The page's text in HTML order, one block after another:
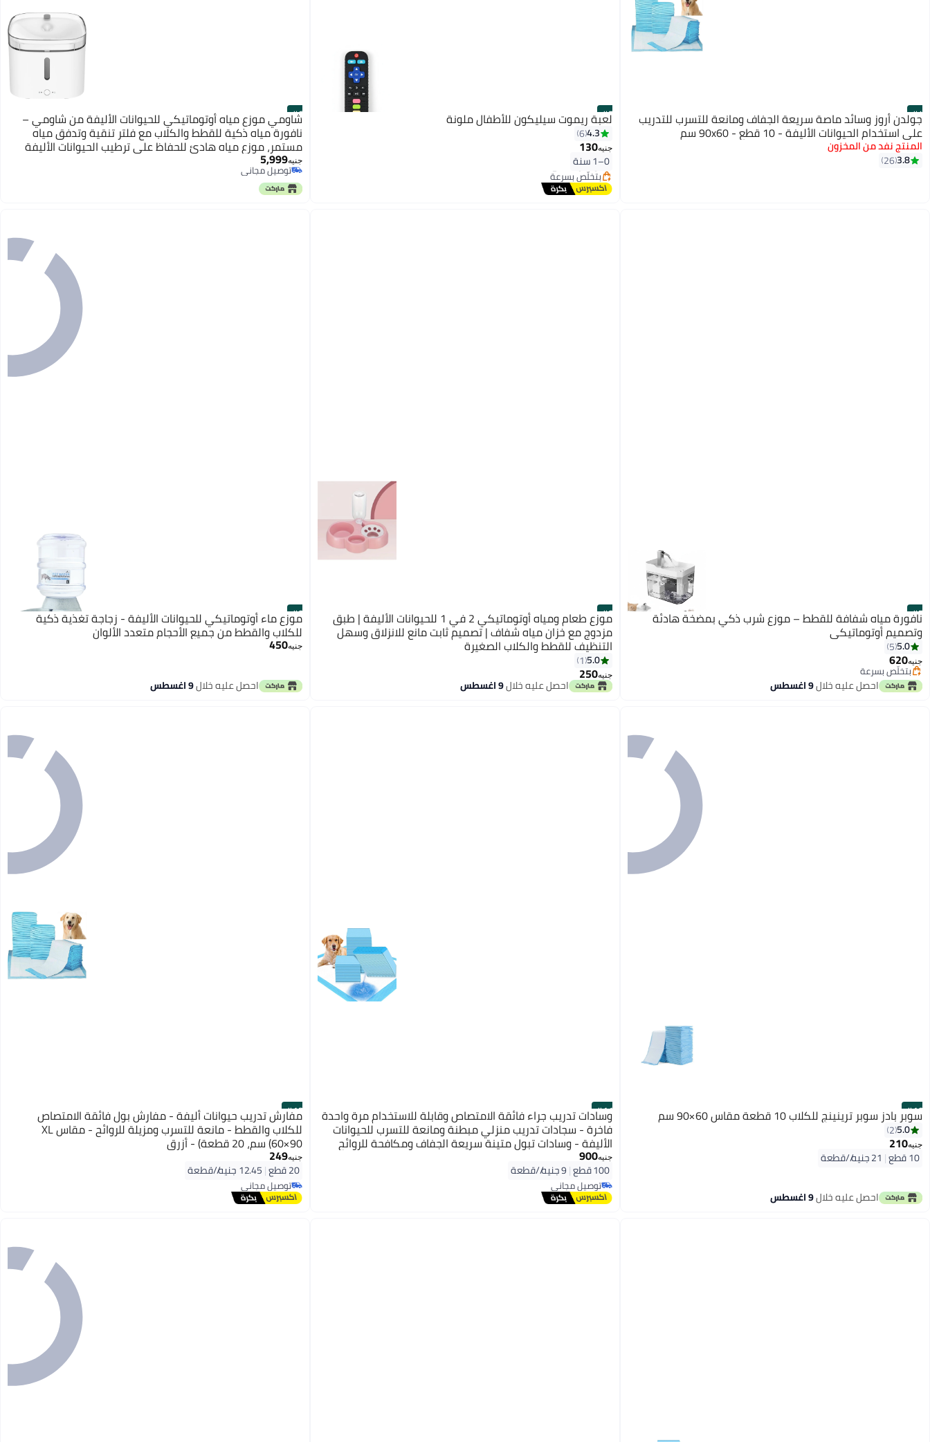
#4
جولدن أروز وسائد ماصة سريعة الجفاف ومانعة للتسرب للتدريب
على استخدام الحيوانات الأليفة - 10 قطع - 90x60 سم
المنتج نفد من المخزون
3.8
26
#5
لعبة ريموت سيليكون للأطفال ملونة
4.3
6
جنيه130
0–1 سنة
أقل سعر في 30 يوم
توصيل مجاني
بتخلّص بسرعة
أقل سعر في 30 يوم
#6
شاومي موزع مياه أوتوماتيكي للحيوانات الأليفة من شاومي –
نافورة مياه ذكية للقطط والكلاب مع فلتر تنقية وتدفق مياه
مستمر، موزع مياه هادئ للحفاظ على ترطيب الحيوانات الأليفة
بمياه نظيفة وعذبة طوال اليوم
جنيه5,999
توصيل مجاني
باقي 1 وحدات في المخزون
توصيل مجاني
#7
نافورة مياه شفافة للقطط – موزع شرب ذكي بمضخة هادئة
وتصميم أوتوماتيكي
5.0
5
جنيه620
بتخلّص بسرعة
تم بيع +10 مؤخرًا
بتخلّص بسرعةاحصل عليه خلال9 اغسطس
#8 موزع طعام ومياه أوتوماتيكي 2 في 1 للحيوانات الأليفة | طبق
مزدوج مع خزان مياه شفاف | تصميم ثابت مانع للانزلاق وسهل
التنظيف للقطط والكلاب الصغيرة
5.0
1
جنيه250
احصل عليه خلال9 اغسطس
#9
موزع ماء أوتوماتيكي للحيوانات الأليفة - زجاجة تغذية ذكية
للكلاب والقطط من جميع الأحجام متعدد الألوان
جنيه450
احصل عليه خلال9 اغسطس
#10
سوبر بادز سوبر ترينينج للكلاب 10 قطعة مقاس 60×90 سم
5.0
2
جنيه210
10 قطع |
احصل عليه خلال9 اغسطس
#11
وسادات تدريب جراء فائقة الامتصاص وقابلة للاستخدام مرة واحدة
فاخرة - سجادات تدريب منزلي مبطنة ومانعة للتسرب للحيوانات
الأليفة - وسادات تبول متينة سريعة الجفاف ومكافحة للروائح
للكلاب والجراء (طقم من 100 قطعة، تصميم أزرق سماوي بمقاس
$60\times90\text{ سم}$) - قالب يدوي لإدارة أصول نظافة
الحيوانات الأليفة وحماية الأرضيات المنزلية
جنيه900
100 قطع |
توصيل مجاني
توصيل مجاني
#12
مفارش تدريب حيوانات أليفة - مفارش بول فائقة الامتصاص
للكلاب والقطط - مانعة للتسرب ومزيلة للروائح - مقاس XL
(60×90 سم، 20 قطعة) - أزرق
جنيه249
20 قطع |
توصيل مجاني
بتخلّص بسرعة
توصيل مجاني